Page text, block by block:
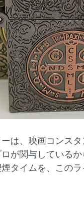
は、映画コンス
が関与している
タイムを、この